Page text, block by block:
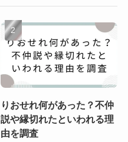
りおせれ何があった？不仲
説や縁切れたといわれる理
由を調査